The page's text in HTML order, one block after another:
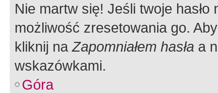
Nie martw się! Jeśli twoje
możliwość zresetowania go.
kliknij naZapomniałem hasła a
wskazówkami.
Góra